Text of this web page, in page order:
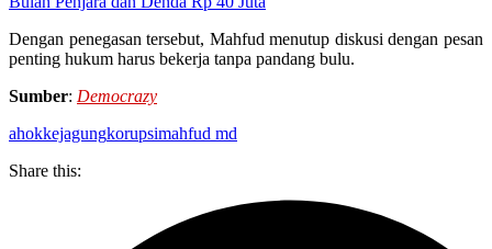
Dengan penegasan tersebut, Mahfud menutup diskusi dengan pesan
penting hukum harus bekerja tanpa pandang bulu.
Sumber: Democrazy
ahokkejagungkorupsimahfud md
Share this: